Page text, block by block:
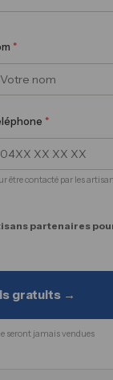
*
*
être contacté par les
partenaires
gratuits →
seront jamais vendues